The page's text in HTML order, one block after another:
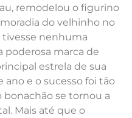
remodelou o figurino
do velhinho no
tivesse nenhuma
poderosa marca de
estrela de sua
e o sucesso foi tão
se tornou a
Mais até que o